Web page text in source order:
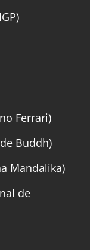
Ferrari)
Buddh)
Mandalika)
de